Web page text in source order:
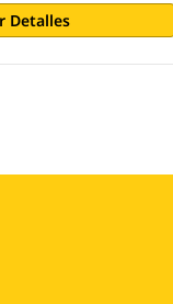
Detalles